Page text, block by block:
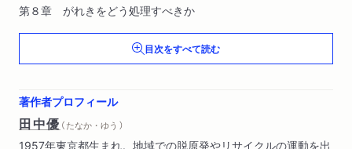
第８章 がれきをどう処理すべきか
目次をすべて読む
著作者プロフィール
田中優 （ たなか・ゆう ）
1957年東京都生まれ。地域での脱原発やリサイクルの運動を出